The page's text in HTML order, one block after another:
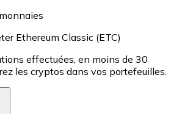
Ethereum Classic (ETC)
effectuées, en moins de 30
les cryptos dans vos portefeuilles.